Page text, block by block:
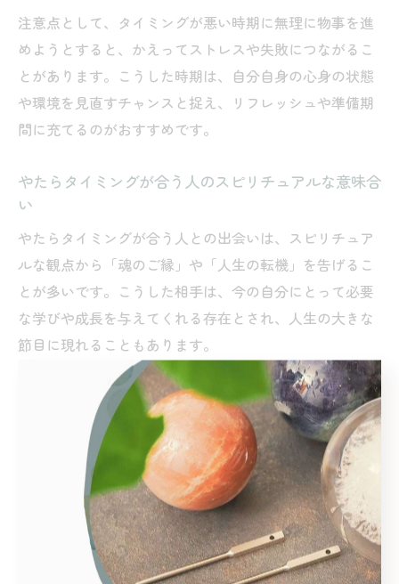
注意点として、タイミングが悪い時期に無理に物事を進
めようとすると、かえってストレスや失敗につながるこ
とがあります。こうした時期は、自分自身の心身の状態
や環境を見直すチャンスと捉え、リフレッシュや準備期
間に充てるのがおすすめです。
やたらタイミングが合う人のスピリチュアルな意味合
い
やたらタイミングが合う人との出会いは、スピリチュア
ルな観点から「魂のご縁」や「人生の転機」を告げるこ
とが多いです。こうした相手は、今の自分にとって必要
な学びや成長を与えてくれる存在とされ、人生の大きな
節目に現れることもあります。
具体的には、偶然同じ場所で何度も出会う、考えていた
ことを相手も同時に感じている、些細なタイミングまで
一致するなど、通常では考えにくい一致が続くのが特徴
です。スピリチュアル的には、こうした現象は「波長が
同調している」「前世からのご縁がある」などと解釈さ
れることもあり、互いにポジティブな影響を与え合う関
係性です。
このような相手と出会った場合、自分の直感や感覚を信